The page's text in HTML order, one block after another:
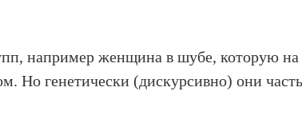
например женщина в шубе, которую на
Но генетически (дискурсивно) они часть